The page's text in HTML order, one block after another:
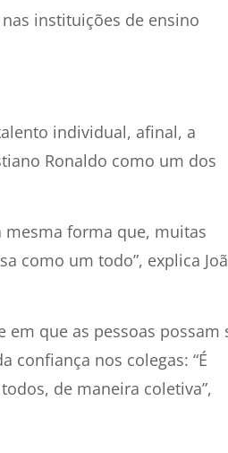
instituições de ensino
individual, afinal, a
Ronaldo como um dos
mesma forma que, muitas
como um todo”, explica
em que as pessoas possam
confiança nos colegas: “É
de maneira coletiva”,